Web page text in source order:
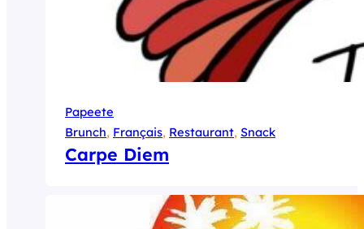
Papeete
Brunch, Français, Restaurant, Snack
Carpe Diem